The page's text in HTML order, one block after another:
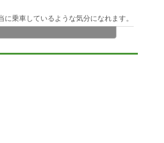
乗車しているような気分になれます。